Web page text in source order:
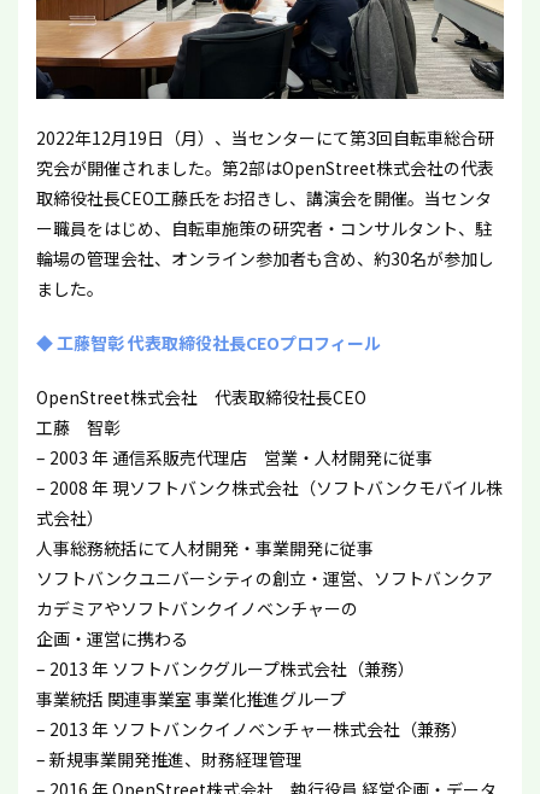
2022年12月19日（月）、当センターにて第3回自転車総合研
究会が開催されました。第2部はOpenStreet株式会社の代表
取締役社長CEO工藤氏をお招きし、講演会を開催。当センタ
ー職員をはじめ、自転車施策の研究者・コンサルタント、駐
輪場の管理会社、オンライン参加者も含め、約30名が参加し
ました。
◆ 工藤智彰 代表取締役社長CEOプロフィール
OpenStreet株式会社 代表取締役社長CEO
工藤 智彰
– 2003 年 通信系販売代理店 営業・人材開発に従事
– 2008 年 現ソフトバンク株式会社（ソフトバンクモバイル株
式会社）
人事総務統括にて人材開発・事業開発に従事
ソフトバンクユニバーシティの創立・運営、ソフトバンクア
カデミアやソフトバンクイノベンチャーの
企画・運営に携わる
– 2013 年 ソフトバンクグループ株式会社（兼務）
事業統括 関連事業室 事業化推進グループ
– 2013 年 ソフトバンクイノベンチャー株式会社（兼務）
– 新規事業開発推進、財務経理管理